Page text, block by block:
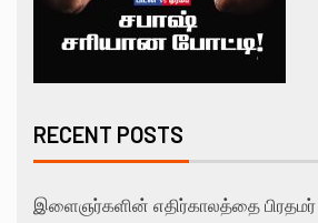
RECENT POSTS
இளைஞர்களின் எதிர்காலத்தை பிரதமர்